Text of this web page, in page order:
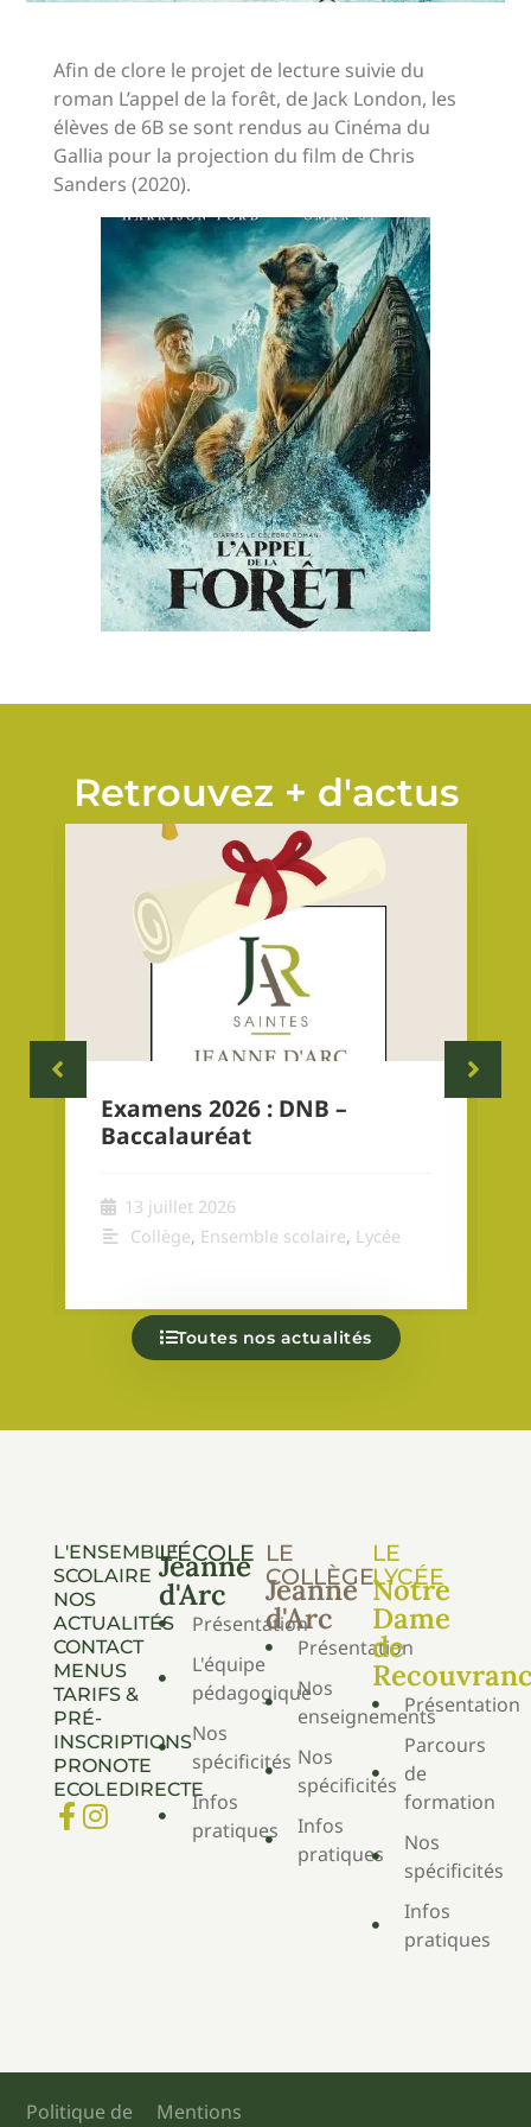
Afin de clore le projet de lecture suivie du
roman L’appel de la forêt, de Jack London, les
élèves de 6B se sont rendus au Cinéma du
Gallia pour la projection du film de Chris
Sanders (2020).
Retrouvez + d'actus
Examens 2026 : DNB –
Baccalauréat
13 juillet 2026
Collège, Ensemble scolaire, Lycée
Toutes nos actualités
L'ENSEMBLE
SCOLAIRE
NOS
ACTUALITÉS
CONTACT
MENUS
TARIFS &
PRÉ-
INSCRIPTIONS
PRONOTE
ECOLEDIRECTE
L'ÉCOLE
Jeanne
d'Arc
Présentation
L'équipe
pédagogique
Nos
spécificités
Infos
pratiques
LE
COLLÈGE
Jeanne
d'Arc
Présentation
Nos
enseignements
Nos
spécificités
Infos
pratiques
LE
LYCÉE
Notre
Dame
de
Présentation
Parcours
de
formation
Nos
spécificités
Infos
pratiques
Politique de
Mentions